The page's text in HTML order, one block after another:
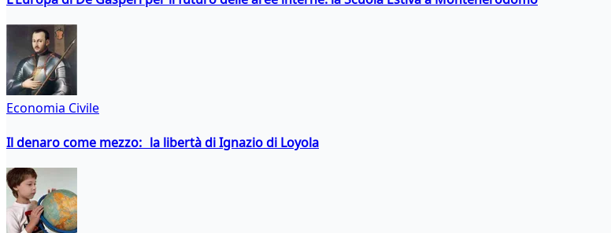
Economia Civile
Il denaro come mezzo: la libertà di Ignazio di Loyola